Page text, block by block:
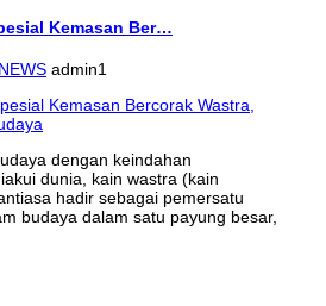
Kemasan Ber…
admin1
dengan keindahan
dunia, kain wastra (kain
hadir sebagai pemersatu
budaya dalam satu payung besar,